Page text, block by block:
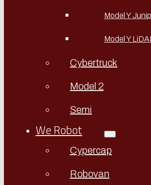
Model Y
Model Y
Cybertruck
Model 2
Semi
We Robot
Cypercap
Robovan